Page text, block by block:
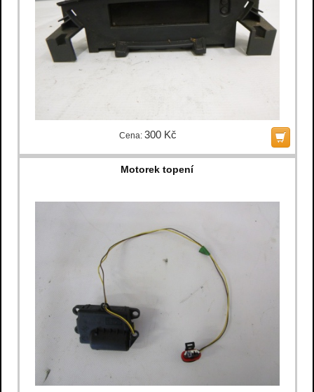
Cena: 300 Kč
Motorek topení